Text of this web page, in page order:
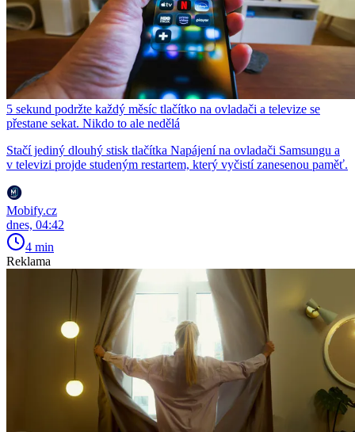
5 sekund podržte každý měsíc tlačítko na ovladači a televize se
přestane sekat. Nikdo to ale nedělá
Stačí jediný dlouhý stisk tlačítka Napájení na ovladači Samsungu a
v televizi projde studeným restartem, který vyčistí zanesenou paměť.
Mobify.cz
dnes, 04:42
4 min
Reklama